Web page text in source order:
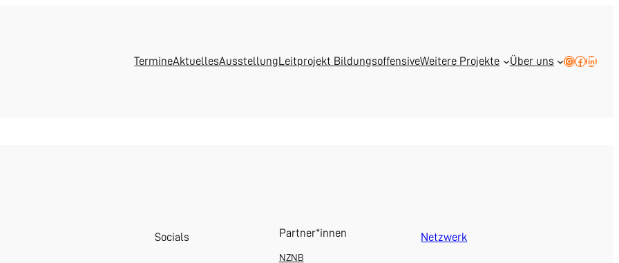
TermineAktuellesAusstellungLeitprojekt BildungsoffensiveWeitere Projekte Über uns Instagram
Facebook
Socials Partner*innen
NZNB
Netzwerk